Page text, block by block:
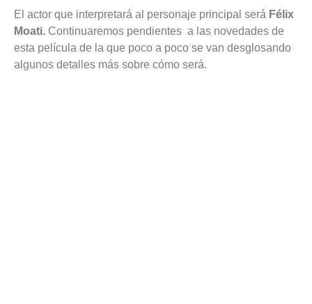
El actor que interpretará al personaje principal será Félix
Moati. Continuaremos pendientes a las novedades de
esta película de la que poco a poco se van desglosando
algunos detalles más sobre cómo será.